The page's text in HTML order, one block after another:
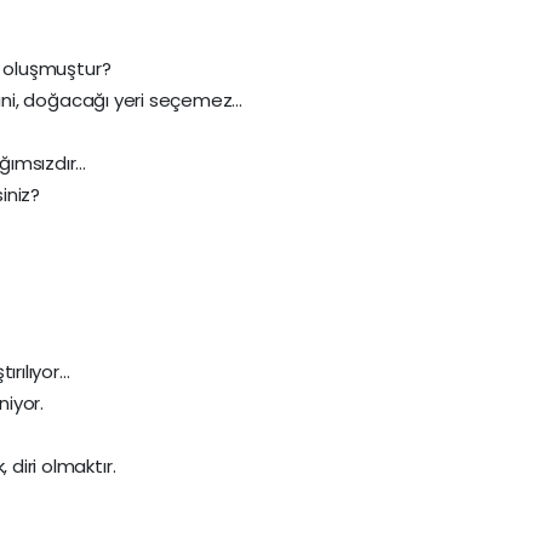
oluşmuştur?
doğacağı yeri seçemez…
diri olmaktır.